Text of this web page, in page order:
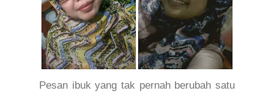
Pesan ibuk yang tak pernah berubah satu